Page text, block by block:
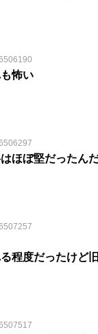
怖い
ほぼ堅だったん
程度だったけど